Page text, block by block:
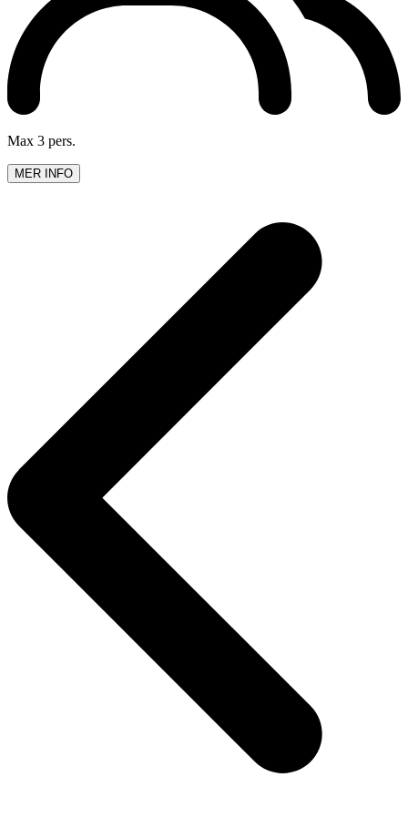
Max 3 pers.
MER INFO